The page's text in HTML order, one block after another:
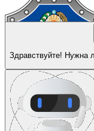
Departamenti
Здравствуйте! Нужна